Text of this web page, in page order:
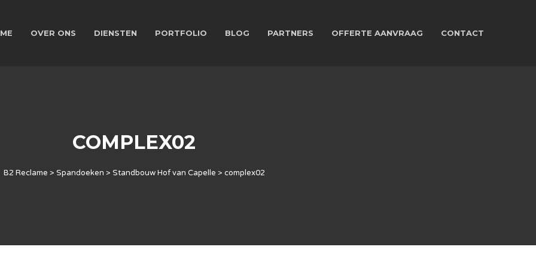
OVER ONS DIENSTEN PORTFOLIO BLOG PARTNERS OFFERTE AANVRAAG CONTACT
COMPLEX02
B2 Reclame > Spandoeken > Standbouw Hof van Capelle > complex02